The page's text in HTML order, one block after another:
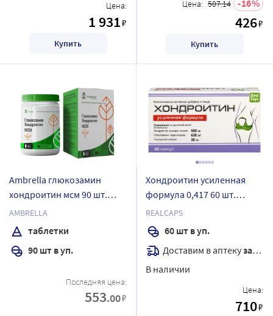
Цена:
1 931₽
Купить
Цена: 507.14 16
426₽
Купить
Ambrella глюкозамин
хондроитин мсм 90 шт.
таблетки массой 840 мг
AMBRELLA
таблетки
90 шт в уп.
Последняя цена:
553.00₽
Хондроитин усиленная
формула 0,417 60 шт.
капсулы/реалкапс/
REALCAPS
60 шт в уп.
Доставим в аптекузавтра
В наличии
Цена:
710₽